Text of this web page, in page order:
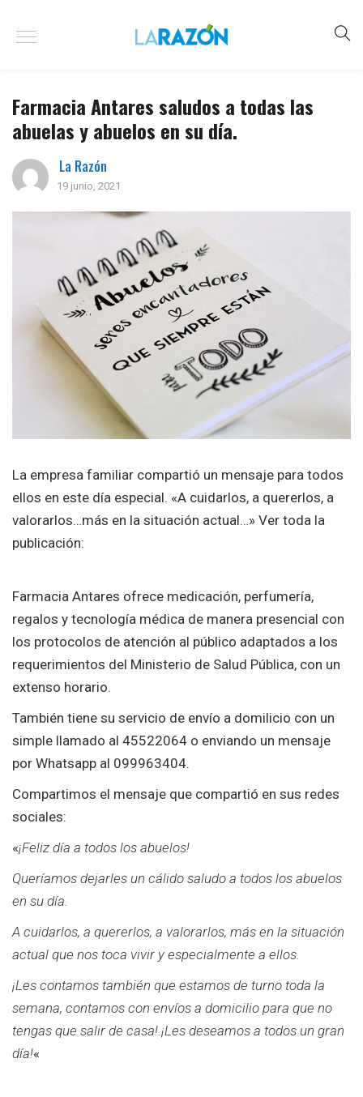
Farmacia Antares saludos a todas las
abuelas y abuelos en su día.
La Razón
19 junio, 2021
La empresa familiar compartió un mensaje para todos
ellos en este día especial. «A cuidarlos, a quererlos, a
valorarlos…más en la situación actual…» Ver toda la
publicación:
Farmacia Antares ofrece medicación, perfumería,
regalos y tecnología médica de manera presencial con
los protocolos de atención al público adaptados a los
requerimientos del Ministerio de Salud Pública, con un
extenso horario.
También tiene su servicio de envío a domilicio con un
simple llamado al 45522064 o enviando un mensaje
por Whatsapp al 099963404.
Compartimos el mensaje que compartió en sus redes
sociales:
«¡Feliz día a todos los abuelos!
Queríamos dejarles un cálido saludo a todos los abuelos
en su día.
A cuidarlos, a quererlos, a valorarlos, más en la situación
actual que nos toca vivir y especialmente a ellos.
¡Les contamos también que estamos de turno toda la
semana, contamos con envíos a domicilio para que no
tengas que salir de casa!.¡Les deseamos a todos un gran
día!«